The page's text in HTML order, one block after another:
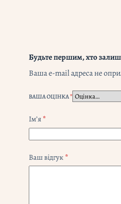
Будьте першим, хто
Ваша e-mail адреса не
ВАША ОЦІНКА*
Ім’я*
Ваш відгук *